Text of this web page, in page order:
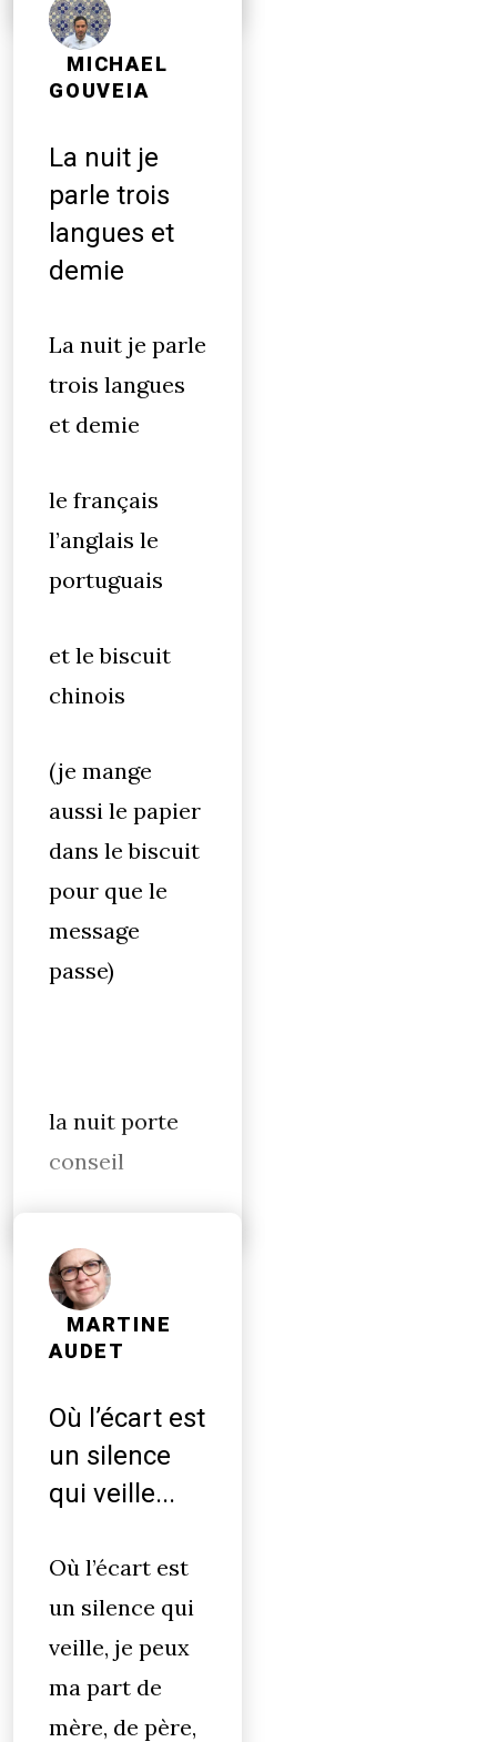
MICHAEL
GOUVEIA
La nuit je
parle trois
langues et
demie
La nuit je parle
trois langues
et demie
le français
l’anglais le
portuguais
et le biscuit
chinois
(je mange
aussi le papier
dans le biscuit
pour que le
message
passe)
la nuit porte
conseil
MARTINE
AUDET
Où l’écart est
un silence
qui veille...
Où l’écart est
un silence qui
veille, je peux
ma part de
mère, de père,